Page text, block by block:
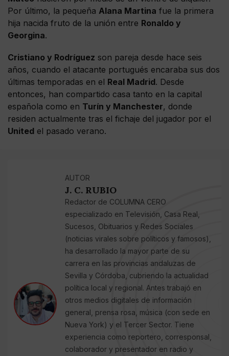
Por último, la pequeña Alana Martina fue la primera
hija nacida fruto de la unión entre Ronaldo y
Georgina.
Cristiano y Rodríguez son pareja desde hace seis
años, cuando el atacante portugués encaraba sus dos
últimas temporadas en el Real Madrid. Desde
entonces, han compartido casa tanto en la capital
española como en Turín y Manchester, donde
residen actualmente tras el fichaje del jugador por el
United el pasado verano.
AUTOR
J. C. RUBIO
Redactor de COLUMNA CERO
especializado en Televisión, Casa Real,
Sucesos, Obituarios y Redes Sociales
(noticias virales sobre políticos y famosos),
ha desarrollado la mayor parte de su
carrera en las provincias andaluzas de
Sevilla y Córdoba, cubriendo la actualidad
política local y regional. Antes trabajó en
otros medios digitales de información
general, prensa rosa, música (con sede en
Nueva York) y el Tercer Sector. Tiene
experiencia como reportero, corresponsal,
colaborador y presentador en radio y